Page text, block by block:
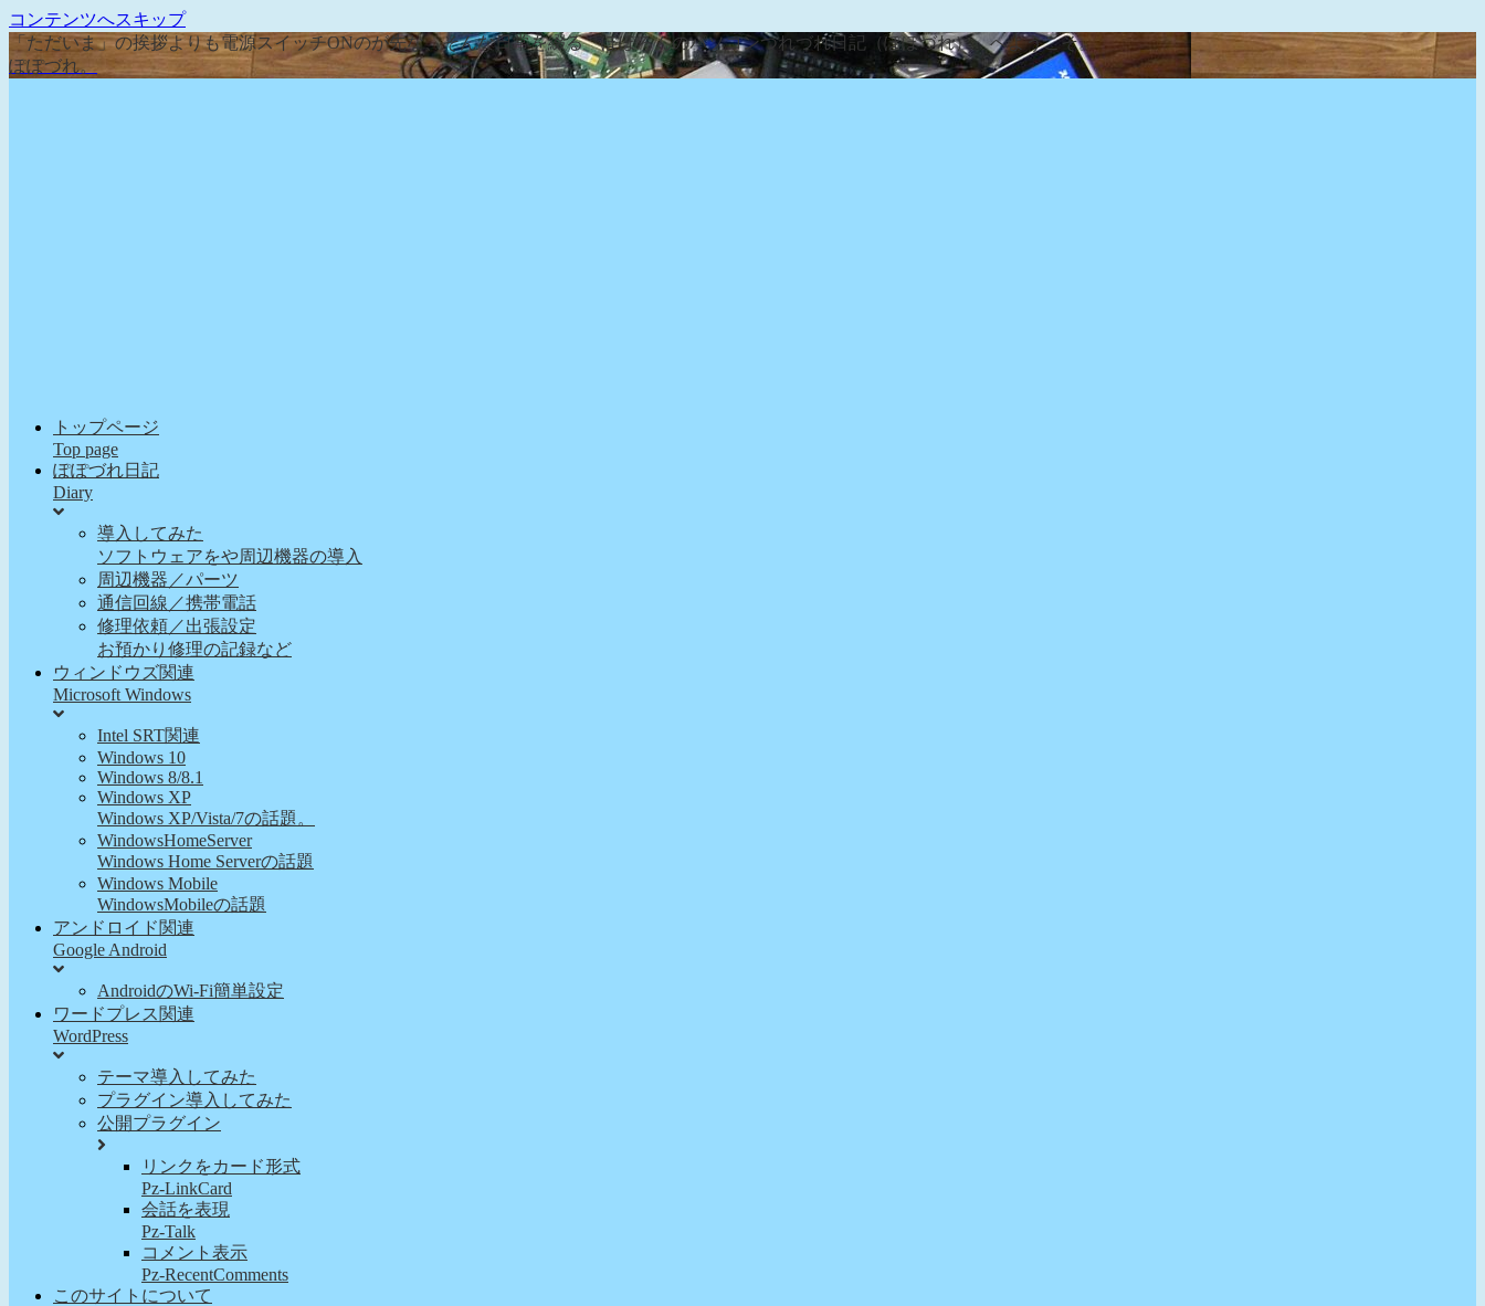
コンテンツへスキップ
「ただいま」の挨拶よりも電源スイッチONのが先な、そんな日常を綴る『ぽぽろんのパソコンつれづれ日記（ぽぽづれ）』へようこそ。
ぽぽづれ。
トップページ
Top page
ぽぽづれ日記
Diary
導入してみた
ソフトウェアをや周辺機器の導入
周辺機器／パーツ
通信回線／携帯電話
修理依頼／出張設定
お預かり修理の記録など
ウィンドウズ関連
Microsoft Windows
Intel SRT関連
Windows 10
Windows 8/8.1
Windows XP
Windows XP/Vista/7の話題。
WindowsHomeServer
Windows Home Serverの話題
Windows Mobile
WindowsMobileの話題
アンドロイド関連
Google Android
AndroidのWi-Fi簡単設定
ワードプレス関連
WordPress
テーマ導入してみた
プラグイン導入してみた
公開プラグイン
リンクをカード形式
Pz-LinkCard
会話を表現
Pz-Talk
コメント表示
Pz-RecentComments
このサイトについて